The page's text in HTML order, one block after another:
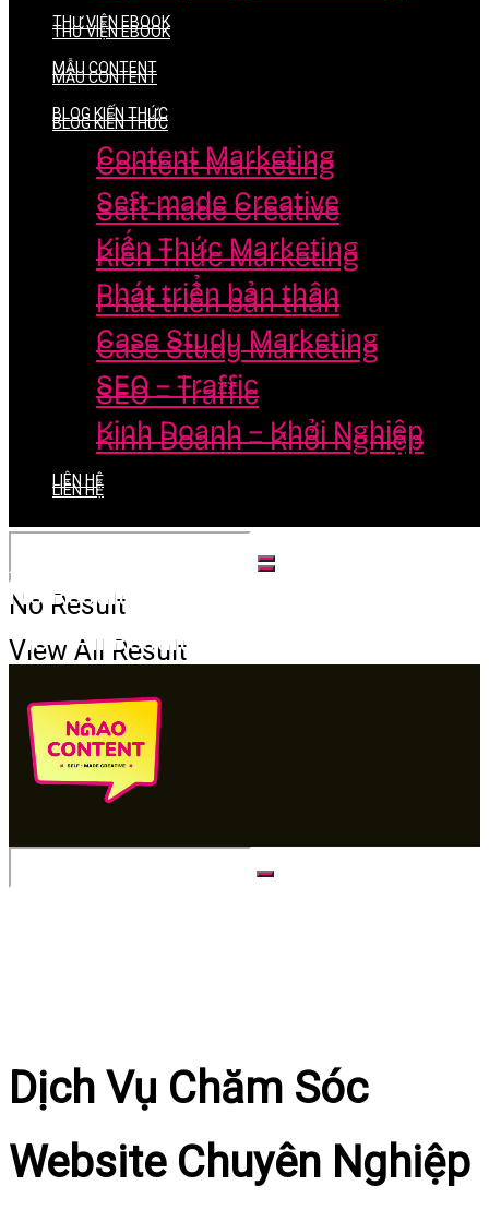
THƯ VIỆN EBOOK
MẪU CONTENT
BLOG KIẾN THỨC
Content Marketing
Seft-made Creative
Kiến Thức Marketing
Phát triển bản thân
Case Study Marketing
SEO – Traffic
Kinh Doanh – Khởi Nghiệp
LIÊN HỆ
No Result
View All Result
THƯ VIỆN EBOOK
MẪU CONTENT
BLOG KIẾN THỨC
Content Marketing
Seft-made Creative
Kiến Thức Marketing
Phát triển bản thân
Case Study Marketing
SEO – Traffic
Kinh Doanh – Khởi Nghiệp
LIÊN HỆ
No Result
View All Result
Dịch Vụ Chăm Sóc
Website Chuyên Nghiệp